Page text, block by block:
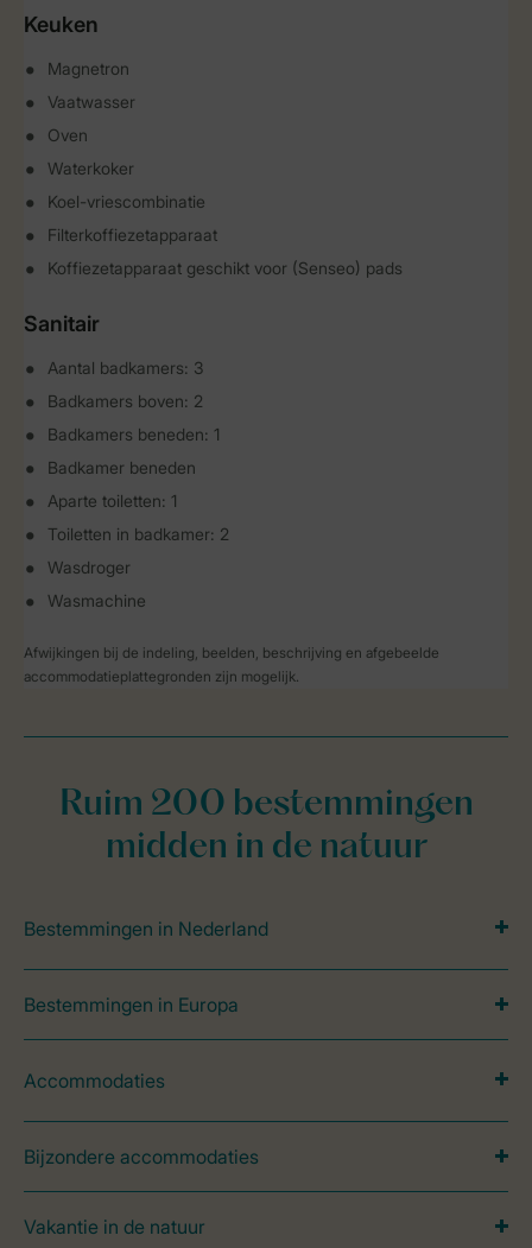
Keuken
Magnetron
Vaatwasser
Oven
Waterkoker
Koel-vriescombinatie
Filterkoffiezetapparaat
Koffiezetapparaat geschikt voor (Senseo) pads
Sanitair
Aantal badkamers: 3
Badkamers boven: 2
Badkamers beneden: 1
Badkamer beneden
Aparte toiletten: 1
Toiletten in badkamer: 2
Wasdroger
Wasmachine
Afwijkingen bij de indeling, beelden, beschrijving en afgebeelde
accommodatieplattegronden zijn mogelijk.
Ruim 200 bestemmingen
midden in de natuur
Bestemmingen in Nederland
Bestemmingen in Europa
Accommodaties
Bijzondere accommodaties
Vakantie in de natuur